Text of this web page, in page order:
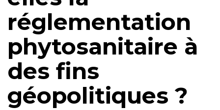
réglementation
phytosanitaire à
des fins
géopolitiques ?